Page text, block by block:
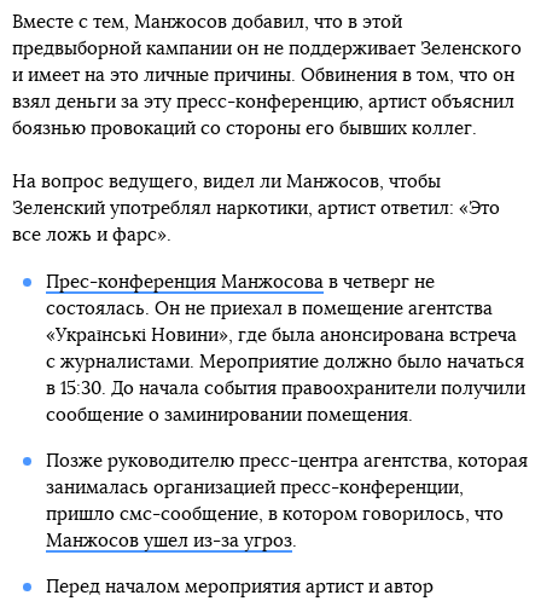
Вместе с тем, Манжосов добавил, что в этой
предвыборной кампании он не поддерживает Зеленского
и имеет на это личные причины. Обвинения в том, что он
взял деньги за эту пресс-конференцию, артист объяснил
боязнью провокаций со стороны его бывших коллег.
На вопрос ведущего, видел ли Манжосов, чтобы
Зеленский употреблял наркотики, артист ответил: «Это
все ложь и фарс».
Прес-конференция Манжосовав четверг не
состоялась. Он не приехал в помещение агентства
«Українські Новини», где была анонсирована встреча
с журналистами. Мероприятие должно было начаться
в 15:30. До начала события правоохранители получили
сообщение о заминировании помещения.
Позже руководителю пресс-центра агентства, которая
занималась организацией пресс-конференции,
пришло смс-сообщение, в котором говорилось, что
Манжосов ушел из-за угроз.
Перед началом мероприятия артист и автор